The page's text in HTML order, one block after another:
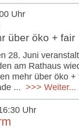
Uhr
über öko + fair
28. Juni
am Rathaus
mehr über öko
... >>> Weiter...
Uhr